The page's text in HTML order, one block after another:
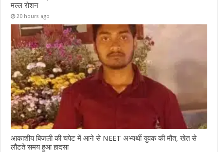
मल्ल रोशन
20 hours ago
आकाशीय बिजली की चपेट में आने से NEET अभ्यर्थी युवक की मौत, खेत से
लौटते समय हुआ हादसा